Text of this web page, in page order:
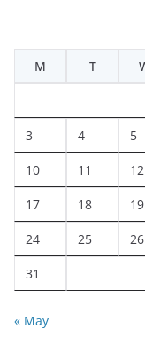
M
T
3 4 5
10 11 12
17 18 19
24 25 26
31
« May